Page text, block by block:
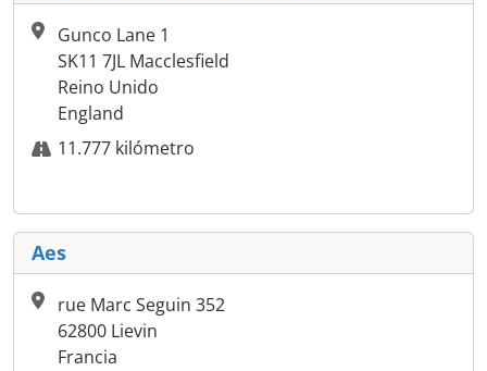
Gunco Lane 1
SK11 7JL Macclesfield
Reino Unido
England
11.777 kilómetro
Aes
rue Marc Seguin 352
62800 Lievin
Francia